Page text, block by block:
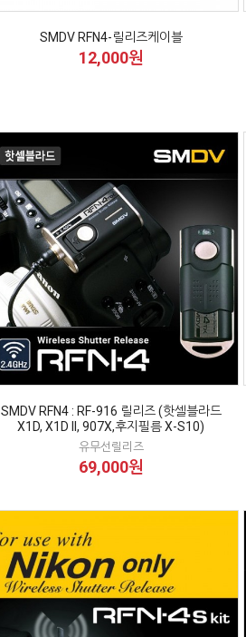
SMDV RFN4-릴리즈케이블
12,000원
SMDV RFN4 : RF-916 릴리즈 (핫셀블라드
X1D, X1D II, 907X,후지필름 X-S10)
유무선릴리즈
69,000원